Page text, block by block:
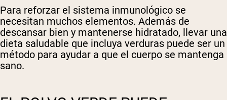
Para reforzar el sistema inmunológico se
necesitan muchos elementos. Además de
descansar bien y mantenerse hidratado, llevar una
dieta saludable que incluya verduras puede ser un
método para ayudar a que el cuerpo se mantenga
sano.